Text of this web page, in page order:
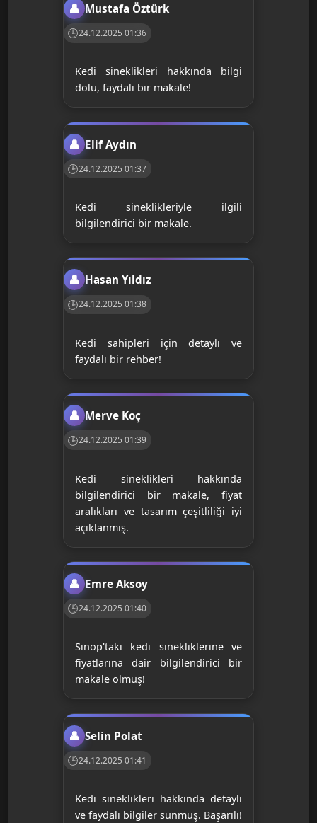
Mustafa Öztürk
24.12.2025 01:36
Kedi sineklikleri hakkında bilgi
dolu, faydalı bir makale!
Elif Aydın
24.12.2025 01:37
Kedi sineklikleriyle ilgili
bilgilendirici bir makale.
Hasan Yıldız
24.12.2025 01:38
Kedi sahipleri için detaylı ve
faydalı bir rehber!
Merve Koç
24.12.2025 01:39
Kedi sineklikleri hakkında
bilgilendirici bir makale, fiyat
aralıkları ve tasarım çeşitliliği iyi
açıklanmış.
Emre Aksoy
24.12.2025 01:40
Sinop'taki kedi sinekliklerine ve
fiyatlarına dair bilgilendirici bir
makale olmuş!
Selin Polat
24.12.2025 01:41
Kedi sineklikleri hakkında detaylı
ve faydalı bilgiler sunmuş. Başarılı!